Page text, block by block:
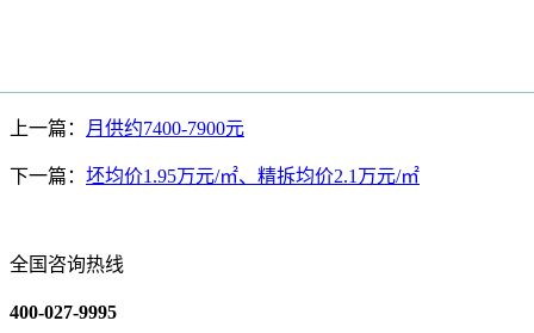
上一篇： 月供约7400-7900元
下一篇： 坯均价1.95万元/㎡、精拆均价2.1万元/㎡
全国咨询热线
400-027-9995